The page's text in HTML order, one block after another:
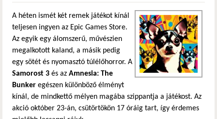
A héten ismét két remek játékot kínál
teljesen ingyen az Epic Games Store.
Az egyik egy álomszerű, művészien
megalkotott kaland, a másik pedig
egy sötét és nyomasztó túlélőhorror. A
Samorost 3 és az Amnesia: The
Bunker egészen különböző élményt
kínál, de mindkettő mélyen magába szippantja a játékost. Az
akció október 23-án, csütörtökön 17 óráig tart, így érdemes